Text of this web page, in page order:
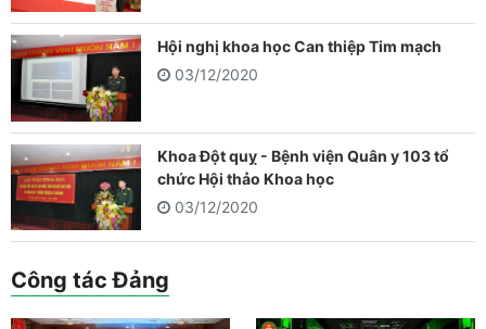
Hội nghị khoa học Can thiệp Tim mạch
03/12/2020
Khoa Đột quỵ - Bệnh viện Quân y 103 tổ
chức Hội thảo Khoa học
03/12/2020
Công tác Đảng